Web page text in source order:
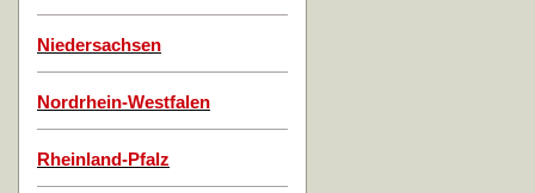
Niedersachsen
Nordrhein-Westfalen
Rheinland-Pfalz